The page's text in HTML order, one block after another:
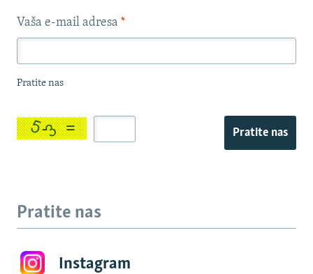
Vaša e-mail adresa *
Pratite nas
Pratite nas
Pratite nas
Instagram